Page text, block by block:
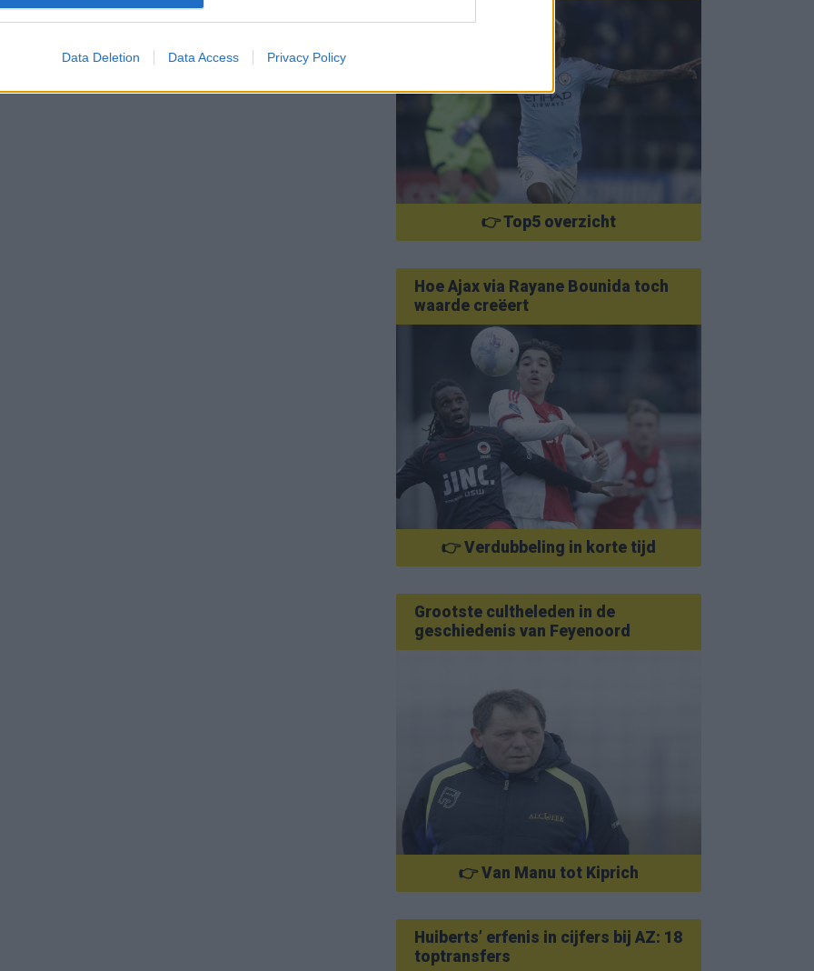
Data Deletion Data Access Privacy Policy
👉 Top5 overzicht
Hoe Ajax via Rayane Bounida toch
waarde creëert
👉 Verdubbeling in korte tijd
Grootste cultheleden in de
geschiedenis van Feyenoord
👉 Van Manu tot Kiprich
Huiberts’ erfenis in cijfers bij AZ: 18
toptransfers